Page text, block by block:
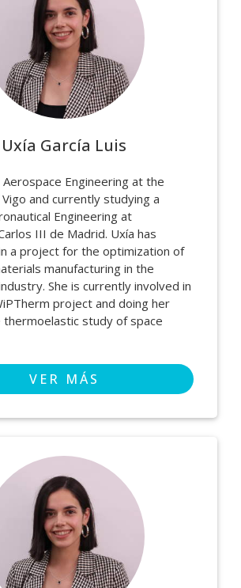
Uxía García Luis
Engineering at the
and currently studying a
Engineering at
III de Madrid. Uxía has
a project for the optimization of
manufacturing in the
She is currently involved in
project and doing her
study of space
VER MÁS